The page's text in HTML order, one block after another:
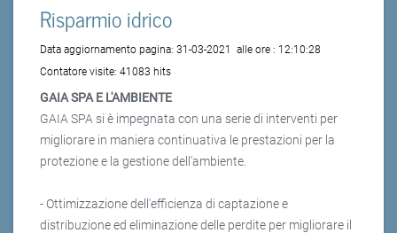
Risparmio idrico
Data aggiornamento pagina: 31-03-2021 alle ore : 12:10:28
Contatore visite: 41083 hits
GAIA SPA E L'AMBIENTE
GAIA SPA si è impegnata con una serie di interventi per
migliorare in maniera continuativa le prestazioni per la
protezione e la gestione dell'ambiente.
- Ottimizzazione dell'efficienza di captazione e
distribuzione ed eliminazione delle perdite per migliorare il